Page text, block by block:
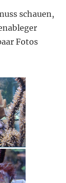
schauen,
Fotos